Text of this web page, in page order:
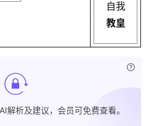
自我
教皇
解析及建议，会员可免费查看。